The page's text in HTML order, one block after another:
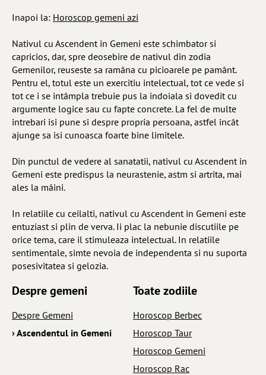
Inapoi la: Horoscop gemeni azi
Nativul cu Ascendent in Gemeni este schimbator si
capricios, dar, spre deosebire de nativul din zodia
Gemenilor, reuseste sa ramâna cu picioarele pe pamânt.
Pentru el, totul este un exercitiu intelectual, tot ce vede si
tot ce i se intâmpla trebuie pus la indoiala si dovedit cu
argumente logice sau cu fapte concrete. La fel de multe
intrebari isi pune si despre propria persoana, astfel incât
ajunge sa isi cunoasca foarte bine limitele.
Din punctul de vedere al sanatatii, nativul cu Ascendent in
Gemeni este predispus la neurastenie, astm si artrita, mai
ales la mâini.
In relatiile cu ceilalti, nativul cu Ascendent in Gemeni este
entuziast si plin de verva. Ii plac la nebunie discutiile pe
orice tema, care il stimuleaza intelectual. In relatiile
sentimentale, simte nevoia de independenta si nu suporta
posesivitatea si gelozia.
Despre gemeni
Despre Gemeni
› Ascendentul in Gemeni
Toate zodiile
Horoscop Berbec
Horoscop Taur
Horoscop Gemeni
Horoscop Rac